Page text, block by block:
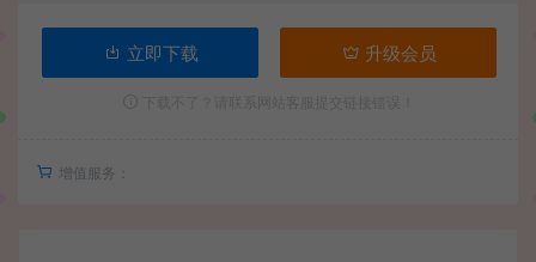
立即下载 升级会员
增值服务：